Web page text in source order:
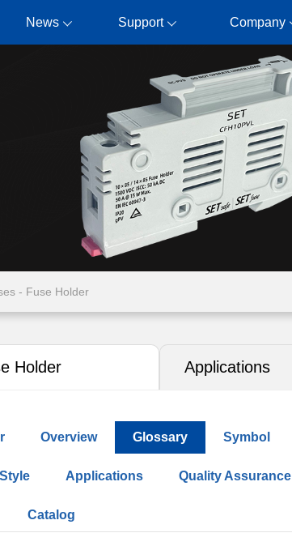
News Support Company
- Fuse Holder
Holder Applications
Overview Glossary Symbol
Applications Quality Assurance
Catalog